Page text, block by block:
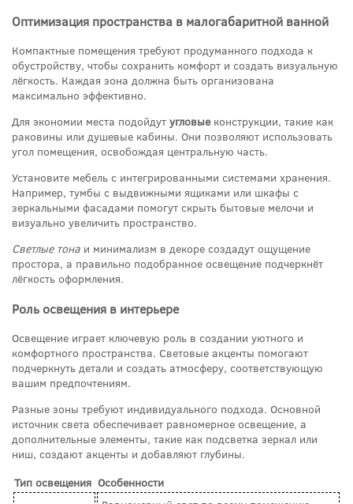
Оптимизация пространства в малогабаритной ванной
Компактные помещения требуют продуманного подхода к
обустройству, чтобы сохранить комфорт и создать визуальную
лёгкость. Каждая зона должна быть организована
максимально эффективно.
Для экономии места подойдут угловыеконструкции, такие как
раковины или душевые кабины. Они позволяют использовать
угол помещения, освобождая центральную часть.
Установите мебель с интегрированными системами хранения.
Например, тумбы с выдвижными ящиками или шкафы с
зеркальными фасадами помогут скрыть бытовые мелочи и
визуально увеличить пространство.
Светлые тона и минимализм в декоре создадут ощущение
простора, а правильно подобранное освещение подчеркнёт
лёгкость оформления.
Роль освещения в интерьере
Освещение играет ключевую роль в создании уютного и
комфортного пространства. Световые акценты помогают
подчеркнуть детали и создать атмосферу, соответствующую
вашим предпочтениям.
Разные зоны требуют индивидуального подхода. Основной
источник света обеспечивает равномерное освещение, а
дополнительные элементы, такие как подсветка зеркал или
ниш, создают акценты и добавляют глубины.
Тип освещения Особенности